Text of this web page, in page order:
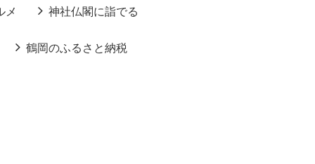
メ 神社仏閣に詣でる
鶴岡のふるさと納税